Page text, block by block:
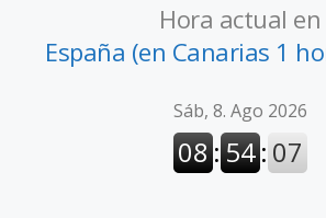
Hora actual en
España (en Canarias 1